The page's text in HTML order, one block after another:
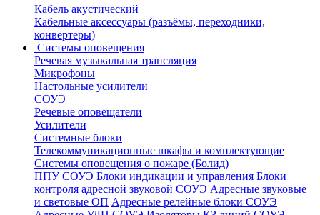
Кабель акустический
Кабельные аксессуары (разъёмы, переходники,
конвертеры)
Системы оповещения
Речевая музыкальная трансляция
Микрофоны
Настольные усилители
СОУЭ
Речевые оповещатели
Усилители
Системные блоки
Телекоммуникационные шкафы и комплектующие
Системы оповещения о пожаре (Болид)
ППУ СОУЭ Блоки индикации и управления Блоки
контроля адресной звуковой СОУЭ Адресные звуковые
и световые ОП Адресные релейные блоки СОУЭ